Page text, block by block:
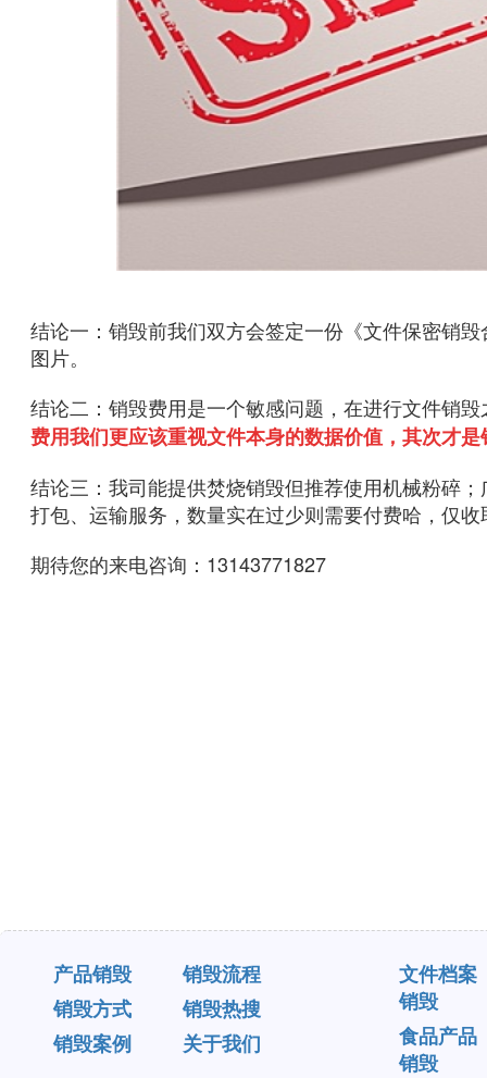
结论一：销毁前我们双方会签定一份《文件保密销
图片。
结论二：销毁费用是一个敏感问题，在进行文件销
费用我们更应该重视文件本身的数据价值，其次才
结论三：我司能提供焚烧销毁但推荐使用机械粉碎
打包、运输服务，数量实在过少则需要付费哈，仅
期待您的来电咨询：13143771827
产品销毁
销毁流程
销毁方式
销毁热搜
销毁案例
关于我们
文件档案
销毁
食品产品
销毁